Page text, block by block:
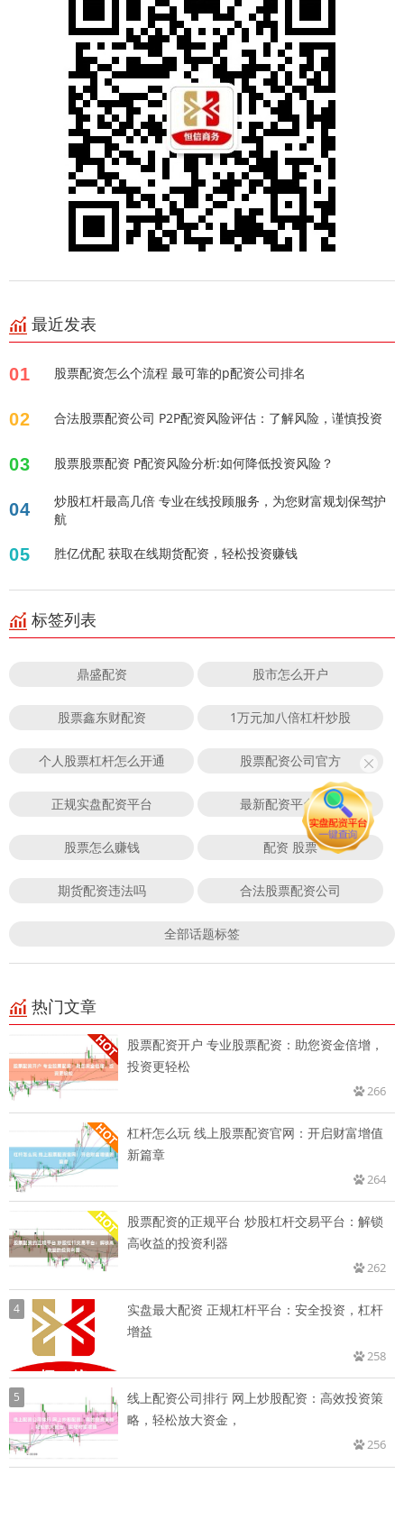
最近发表
01 股票配资怎么个流程 最可靠的p配资公司排名
02 合法股票配资公司 P2P配资风险评估：了解风险，谨慎投资
03 股票股票配资 P配资风险分析:如何降低投资风险？
04
炒股杠杆最高几倍 专业在线投顾服务，为您财富规划保驾护
航
05 胜亿优配 获取在线期货配资，轻松投资赚钱
标签列表
鼎盛配资 股市怎么开户
股票鑫东财配资 1万元加八倍杠杆炒股
个人股票杠杆怎么开通 股票配资公司官方
正规实盘配资平台 最新配资平台导航
股票怎么赚钱 配资 股票
期货配资违法吗 合法股票配资公司
全部话题标签
热门文章
股票配资开户 专业股票配资：助您资金倍增，
投资更轻松
266
杠杆怎么玩 线上股票配资官网：开启财富增值
新篇章
264
股票配资的正规平台 炒股杠杆交易平台：解锁
高收益的投资利器
262
4
实盘最大配资 正规杠杆平台：安全投资，杠杆
增益
258
5
线上配资公司排行 网上炒股配资：高效投资策
略，轻松放大资金，
256